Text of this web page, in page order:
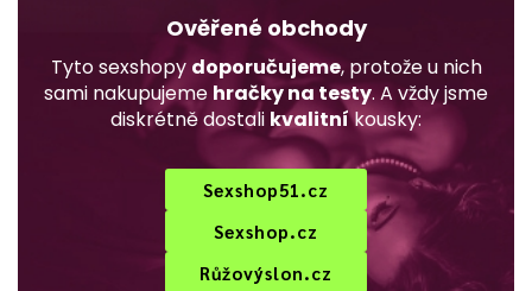
Ověřené obchody
Tyto sexshopy doporučujeme, protože u nich
sami nakupujeme hračky na testy. A vždy jsme
diskrétně dostali kvalitníkousky:
Sexshop51.cz
Sexshop.cz
Růžovýslon.cz